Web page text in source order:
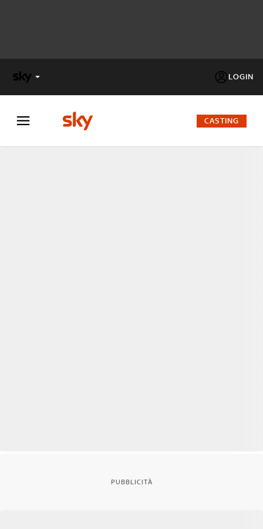
LOGIN
FACTOR
CASTING
PUBBLICITÀ